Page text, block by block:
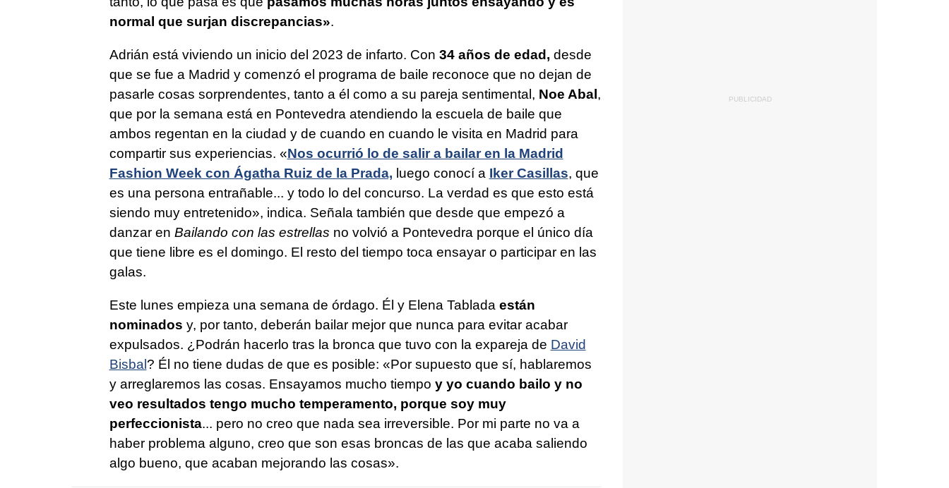
normal que surjan discrepancias».
Adrián está viviendo un inicio del 2023 de infarto. Con 34 años de edad, desde
que se fue a Madrid y comenzó el programa de baile reconoce que no dejan de
pasarle cosas sorprendentes, tanto a él como a su pareja sentimental, Noe Abal ,
que por la semana está en Pontevedra atendiendo la escuela de baile que
ambos regentan en la ciudad y de cuando en cuando le visita en Madrid para
compartir sus experiencias. «Nos ocurrió lo de salir a bailar en la Madrid
Fashion Week con Ágatha Ruiz de la Prada, luego conocí a Iker Casillas, que
es una persona entrañable... y todo lo del concurso. La verdad es que esto está
siendo muy entretenido», indica. Señala también que desde que empezó a
danzar en Bailando con las estrellas no volvió a Pontevedra porque el único día
que tiene libre es el domingo. El resto del tiempo toca ensayar o participar en las
galas.
Este lunes empieza una semana de órdago. Él y Elena Tabladaestán
nominados y, por tanto, deberán bailar mejor que nunca para evitar acabar
expulsados. ¿Podrán hacerlo tras la bronca que tuvo con la expareja de David
Bisbal ? Él no tiene dudas de que es posible: «Por supuesto que sí, hablaremos
y arreglaremos las cosas. Ensayamos mucho tiempo y yo cuando bailo y no
veo resultados tengo mucho temperamento, porque soy muy
perfeccionista... pero no creo que nada sea irreversible. Por mi parte no va a
haber problema alguno, creo que son esas broncas de las que acaba saliendo
algo bueno, que acaban mejorando las cosas».